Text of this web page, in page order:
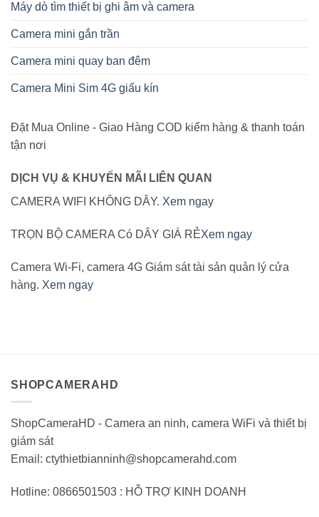
Máy dò tìm thiết bị ghi âm và camera
Camera mini gắn trần
Camera mini quay ban đêm
Camera Mini Sim 4G giấu kín
Đặt Mua Online - Giao Hàng COD kiểm hàng & thanh toán
tận nơi
DỊCH VỤ & KHUYẾN MÃI LIÊN QUAN
CAMERA WIFI KHÔNG DÂY. Xem ngay
TRỌN BỘ CAMERA Có DÂY GIÁ RẺXem ngay
Camera Wi-Fi, camera 4G Giám sát tài sản quản lý cửa
hàng. Xem ngay
SHOPCAMERAHD
ShopCameraHD - Camera an ninh, camera WiFi và thiết bị
giám sát
Email: ctythietbianninh@shopcamerahd.com
Hotline: 0866501503 : HỖ TRỢ KINH DOANH